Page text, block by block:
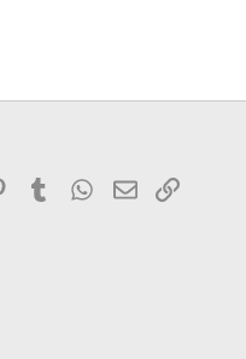
PinterestTumblrWhatsApp
EmailEnlace